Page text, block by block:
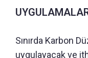
Sınırda Karbon
uygulayacak ve